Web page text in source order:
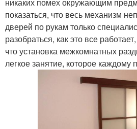
никаких помех окружающим
показаться, что весь механизм
дверей по рукам только
разобраться, как это все
что установка межкомнатных
легкое занятие, которое каждому